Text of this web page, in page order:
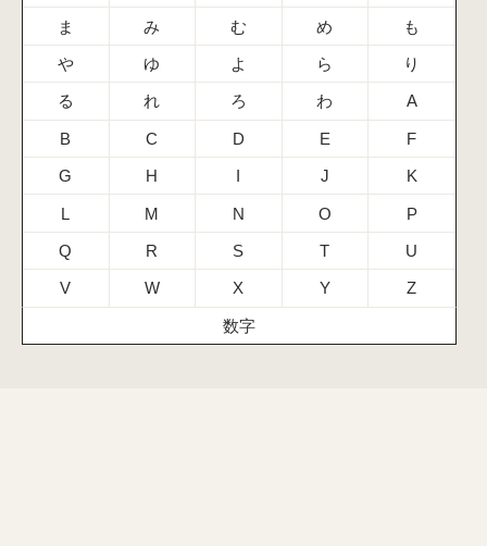
ま み む め も
や ゆ よ ら り
る れ ろ わ A
B C D E F
G H I J K
L M N O P
Q R S T U
V W X Y Z
数字